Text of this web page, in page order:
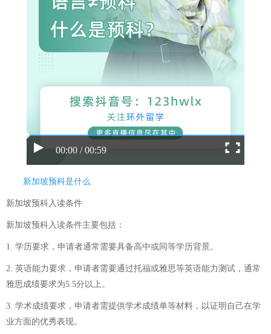
00:00 / 00:59
新加坡预科是什么
新加坡预科入读条件
新加坡预科入读条件主要包括：
1. 学历要求，申请者通常需要具备高中或同等学历背景。
2. 英语能力要求，申请者需要通过托福或雅思等英语能力测试，通常
雅思成绩要求为5.5分以上。
3. 学术成绩要求，申请者需提供学术成绩单等材料，以证明自己在学
业方面的优秀表现。